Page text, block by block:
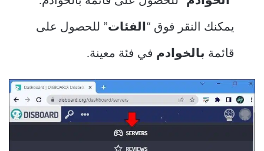
يمكنك النقر فوق “الفئات” للحصول على
قائمة بالخوادم في فئة معينة.